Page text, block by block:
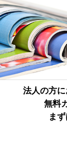
法人の方
無料
ま